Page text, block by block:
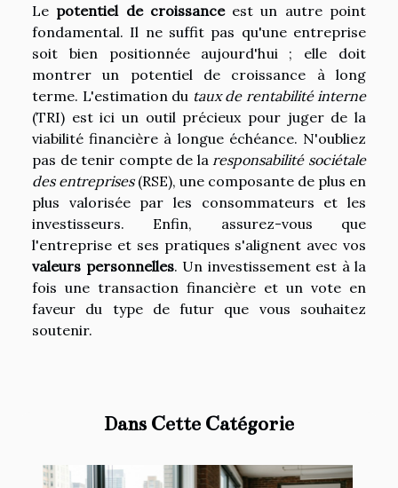
Le potentiel de croissanceest un autre point
fondamental. Il ne suffit pas qu'une entreprise
soit bien positionnée aujourd'hui ; elle doit
montrer un potentiel de croissance à long
terme. L'estimation du taux de rentabilité interne
(TRI) est ici un outil précieux pour juger de la
viabilité financière à longue échéance. N'oubliez
pas de tenir compte de la responsabilité sociétale
des entreprises(RSE), une composante de plus en
plus valorisée par les consommateurs et les
investisseurs. Enfin, assurez-vous que
l'entreprise et ses pratiques s'alignent avec vos
valeurs personnelles. Un investissement est à la
fois une transaction financière et un vote en
faveur du type de futur que vous souhaitez
soutenir.
Dans Cette Catégorie